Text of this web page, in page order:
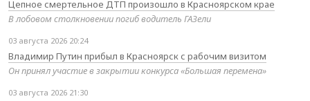
Цепное смертельное ДТП произошло в Красноярском крае
В лобовом столкновении погиб водитель ГАЗели
03 августа 2026 20:24
Владимир Путин прибыл в Красноярск с рабочим визитом
Он принял участие в закрытии конкурса «Большая перемена»
03 августа 2026 21:30